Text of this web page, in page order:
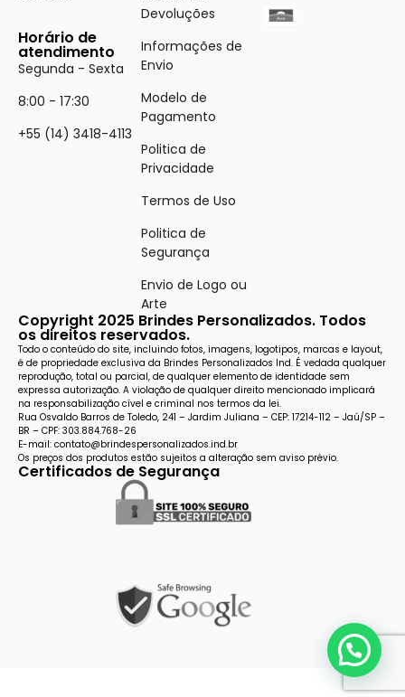
Horário de
atendimento
Segunda - Sexta
8:00 - 17:30
+55 (14) 3418-4113
Devoluções
Informações de
Envio
Modelo de
Pagamento
Politica de
Privacidade
Termos de Uso
Politica de
Segurança
Envio de Logo ou
Arte
Copyright 2025 Brindes Personalizados. Todos
os direitos reservados.
Todo o conteúdo do site, incluindo fotos, imagens, logotipos, marcas e layout,
é de propriedade exclusiva da Brindes Personalizados Ind. É vedada qualquer
reprodução, total ou parcial, de qualquer elemento de identidade sem
expressa autorização. A violação de qualquer direito mencionado implicará
na responsabilização cível e criminal nos termos da lei.
Rua Osvaldo Barros de Toledo, 241 – Jardim Juliana – CEP: 17214-112 – Jaú/SP –
BR – CPF: 303.884.768-26
E-mail: contato@brindespersonalizados.ind.br
Os preços dos produtos estão sujeitos a alteração sem aviso prévio.
Certificados de Segurança